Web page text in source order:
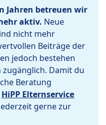
Jahren betreuen wir
aktiv. Neue
nicht mehr
Beiträge der
jedoch bestehen
Damit du
Beratung
HiPP Elternservice
gerne zur